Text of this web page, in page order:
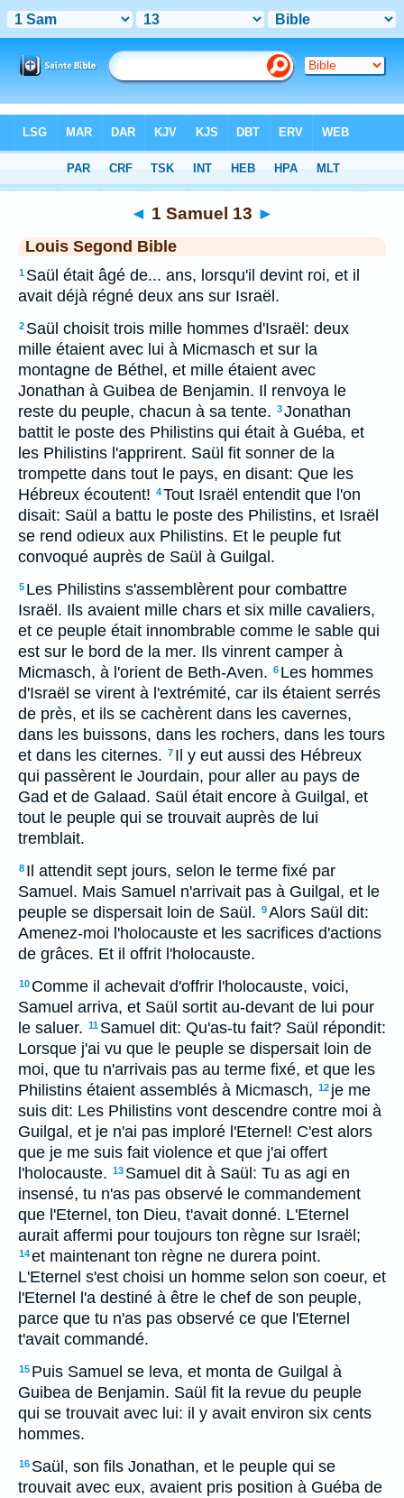
> 1 Samuel 13
◄ 1 Samuel 13 ►
Louis Segond Bible
1 Saül était âgé de... ans, lorsqu'il devint roi, et il
avait déjà régné deux ans sur Israël.
2 Saül choisit trois mille hommes d'Israël: deux
mille étaient avec lui à Micmasch et sur la
montagne de Béthel, et mille étaient avec
Jonathan à Guibea de Benjamin. Il renvoya le
reste du peuple, chacun à sa tente. 3Jonathan
battit le poste des Philistins qui était à Guéba, et
les Philistins l'apprirent. Saül fit sonner de la
trompette dans tout le pays, en disant: Que les
Hébreux écoutent! 4Tout Israël entendit que l'on
disait: Saül a battu le poste des Philistins, et Israël
se rend odieux aux Philistins. Et le peuple fut
convoqué auprès de Saül à Guilgal.
5 Les Philistins s'assemblèrent pour combattre
Israël. Ils avaient mille chars et six mille cavaliers,
et ce peuple était innombrable comme le sable qui
est sur le bord de la mer. Ils vinrent camper à
Micmasch, à l'orient de Beth-Aven. 6 Les hommes
d'Israël se virent à l'extrémité, car ils étaient serrés
de près, et ils se cachèrent dans les cavernes,
dans les buissons, dans les rochers, dans les tours
et dans les citernes. 7 Il y eut aussi des Hébreux
qui passèrent le Jourdain, pour aller au pays de
Gad et de Galaad. Saül était encore à Guilgal, et
tout le peuple qui se trouvait auprès de lui
tremblait.
8 Il attendit sept jours, selon le terme fixé par
Samuel. Mais Samuel n'arrivait pas à Guilgal, et le
peuple se dispersait loin de Saül. 9Alors Saül dit:
Amenez-moi l'holocauste et les sacrifices d'actions
de grâces. Et il offrit l'holocauste.
10 Comme il achevait d'offrir l'holocauste, voici,
Samuel arriva, et Saül sortit au-devant de lui pour
le saluer. 11 Samuel dit: Qu'as-tu fait? Saül répondit:
Lorsque j'ai vu que le peuple se dispersait loin de
moi, que tu n'arrivais pas au terme fixé, et que les
Philistins étaient assemblés à Micmasch, 12 je me
suis dit: Les Philistins vont descendre contre moi à
Guilgal, et je n'ai pas imploré l'Eternel! C'est alors
que je me suis fait violence et que j'ai offert
l'holocauste. 13 Samuel dit à Saül: Tu as agi en
insensé, tu n'as pas observé le commandement
que l'Eternel, ton Dieu, t'avait donné. L'Eternel
aurait affermi pour toujours ton règne sur Israël;
14et maintenant ton règne ne durera point.
L'Eternel s'est choisi un homme selon son coeur, et
l'Eternel l'a destiné à être le chef de son peuple,
parce que tu n'as pas observé ce que l'Eternel
t'avait commandé.
15 Puis Samuel se leva, et monta de Guilgal à
Guibea de Benjamin. Saül fit la revue du peuple
qui se trouvait avec lui: il y avait environ six cents
hommes.
16 Saül, son fils Jonathan, et le peuple qui se
trouvait avec eux, avaient pris position à Guéba de